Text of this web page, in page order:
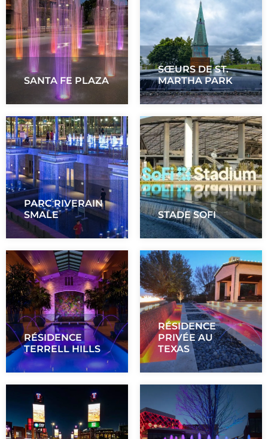
SANTA FE PLAZA
SŒURS DE ST.
MARTHA PARK
PARC RIVERAIN
SMALE
STADE SOFI
RÉSIDENCE
TERRELL HILLS
RÉSIDENCE
PRIVÉE AU
TEXAS